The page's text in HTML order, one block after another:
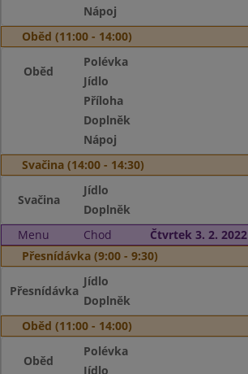
Nápoj
Oběd (11:00 - 14:00)
Oběd
Polévka
Jídlo
Příloha
Doplněk
Nápoj
Svačina (14:00 - 14:30)
Svačina
Jídlo
Doplněk
Menu
Chod
Čtvrtek 3. 2. 2022
Přesnídávka (9:00 - 9:30)
Přesnídávka
Jídlo
Doplněk
Oběd (11:00 - 14:00)
Oběd
Polévka
Jídlo